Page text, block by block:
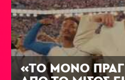
«ΤΟ ΜΌΝΟ